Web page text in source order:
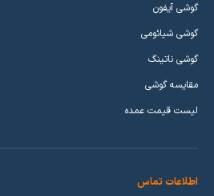
گوشی آیفون
گوشی شیائومی
گوشی ناتینگ
مقایسه گوشی
لیست قیمت عمده
اطلاعات تماس